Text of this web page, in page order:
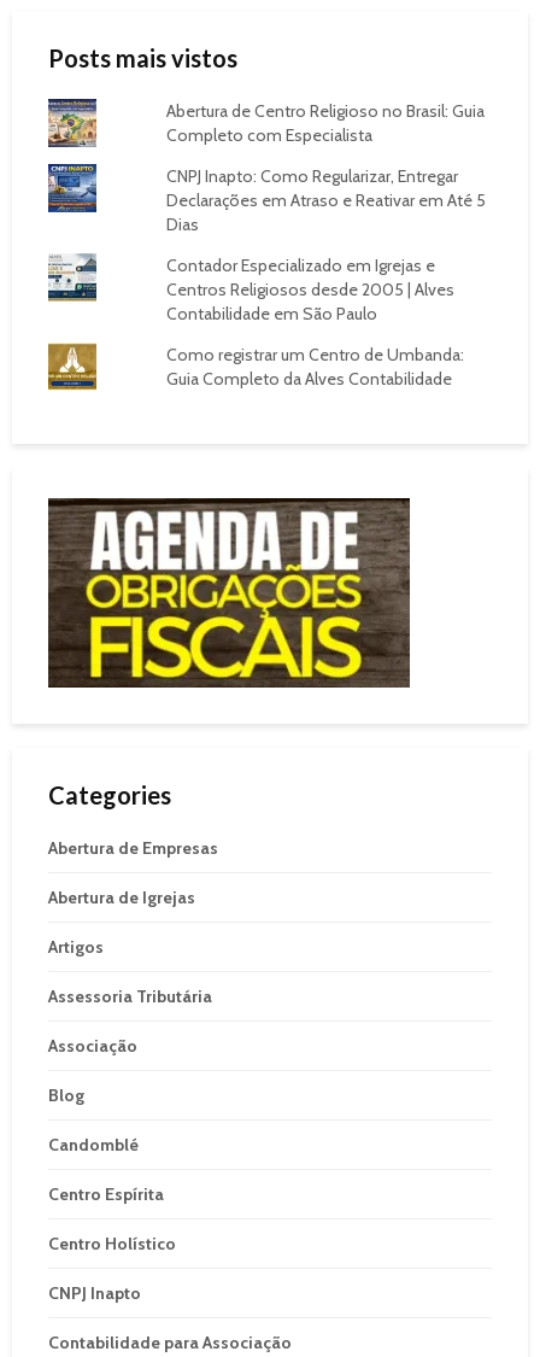
Posts mais vistos
Abertura de Centro Religioso no Brasil: Guia
Completo com Especialista
CNPJ Inapto: Como Regularizar, Entregar
Declarações em Atraso e Reativar em Até 5
Dias
Contador Especializado em Igrejas e
Centros Religiosos desde 2005 | Alves
Contabilidade em São Paulo
Como registrar um Centro de Umbanda:
Guia Completo da Alves Contabilidade
Categories
Abertura de Empresas
Abertura de Igrejas
Artigos
Assessoria Tributária
Associação
Blog
Candomblé
Centro Espírita
Centro Holístico
CNPJ Inapto
Contabilidade para Associação